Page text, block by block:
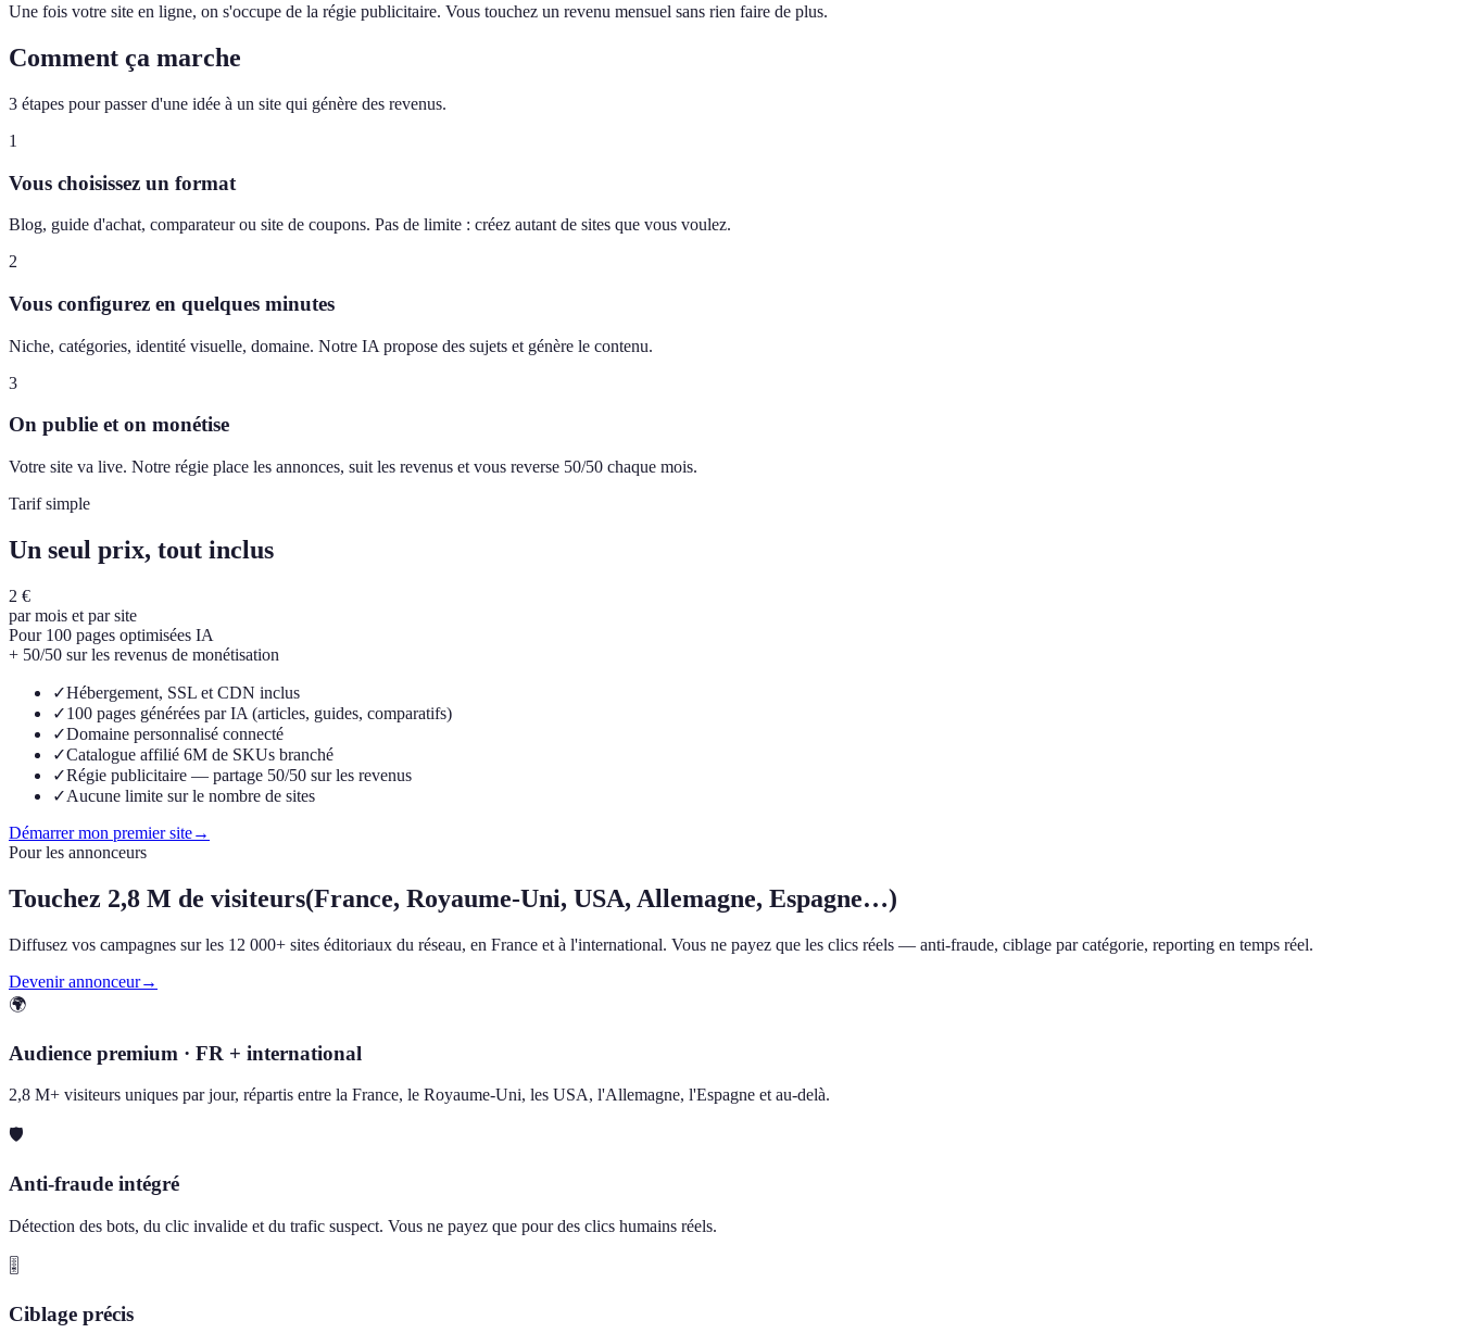
Une fois votre site en ligne, on s'occupe de la régie publicitaire. Vous touchez un revenu mensuel sans rien faire de plus.
Comment ça marche
3 étapes pour passer d'une idée à un site qui génère des revenus.
1
Vous choisissez un format
Blog, guide d'achat, comparateur ou site de coupons. Pas de limite : créez autant de sites que vous voulez.
2
Vous configurez en quelques minutes
Niche, catégories, identité visuelle, domaine. Notre IA propose des sujets et génère le contenu.
3
On publie et on monétise
Votre site va live. Notre régie place les annonces, suit les revenus et vous reverse 50/50 chaque mois.
Tarif simple
Un seul prix, tout inclus
2 €
par mois et par site
Pour 100 pages optimisées IA
+ 50/50 sur les revenus de monétisation
✓Hébergement, SSL et CDN inclus
✓100 pages générées par IA (articles, guides, comparatifs)
✓Domaine personnalisé connecté
✓Catalogue affilié 6M de SKUs branché
✓Régie publicitaire — partage 50/50 sur les revenus
✓Aucune limite sur le nombre de sites
Démarrer mon premier site→
Pour les annonceurs
Touchez 2,8 M de visiteurs(France, Royaume-Uni, USA, Allemagne, Espagne…)
Diffusez vos campagnes sur les 12 000+ sites éditoriaux du réseau, en France et à l'international. Vous ne payez que les clics réels — anti-fraude, ciblage par catégorie, reporting en temps réel.
Devenir annonceur→
🌍
Audience premium · FR + international
2,8 M+ visiteurs uniques par jour, répartis entre la France, le Royaume-Uni, les USA, l'Allemagne, l'Espagne et au-delà.
🛡️
Anti-fraude intégré
Détection des bots, du clic invalide et du trafic suspect. Vous ne payez que pour des clics humains réels.
🎚️
Ciblage précis